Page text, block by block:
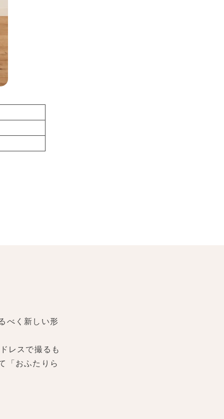
べく新しい形
レスで撮るも
「おふたりら